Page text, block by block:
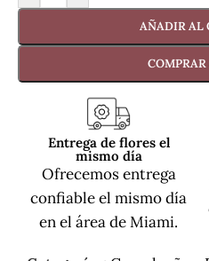
AÑADIR AL
Entrega de flores el
mismo día
Ofrecemos entrega
confiable el mismo día
en el área de Miami.